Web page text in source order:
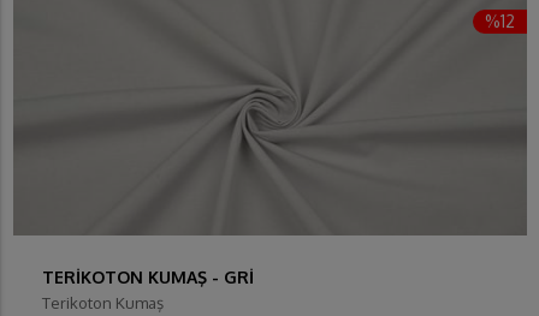
%12
TERİKOTON KUMAŞ - GRİ
Terikoton Kumaş